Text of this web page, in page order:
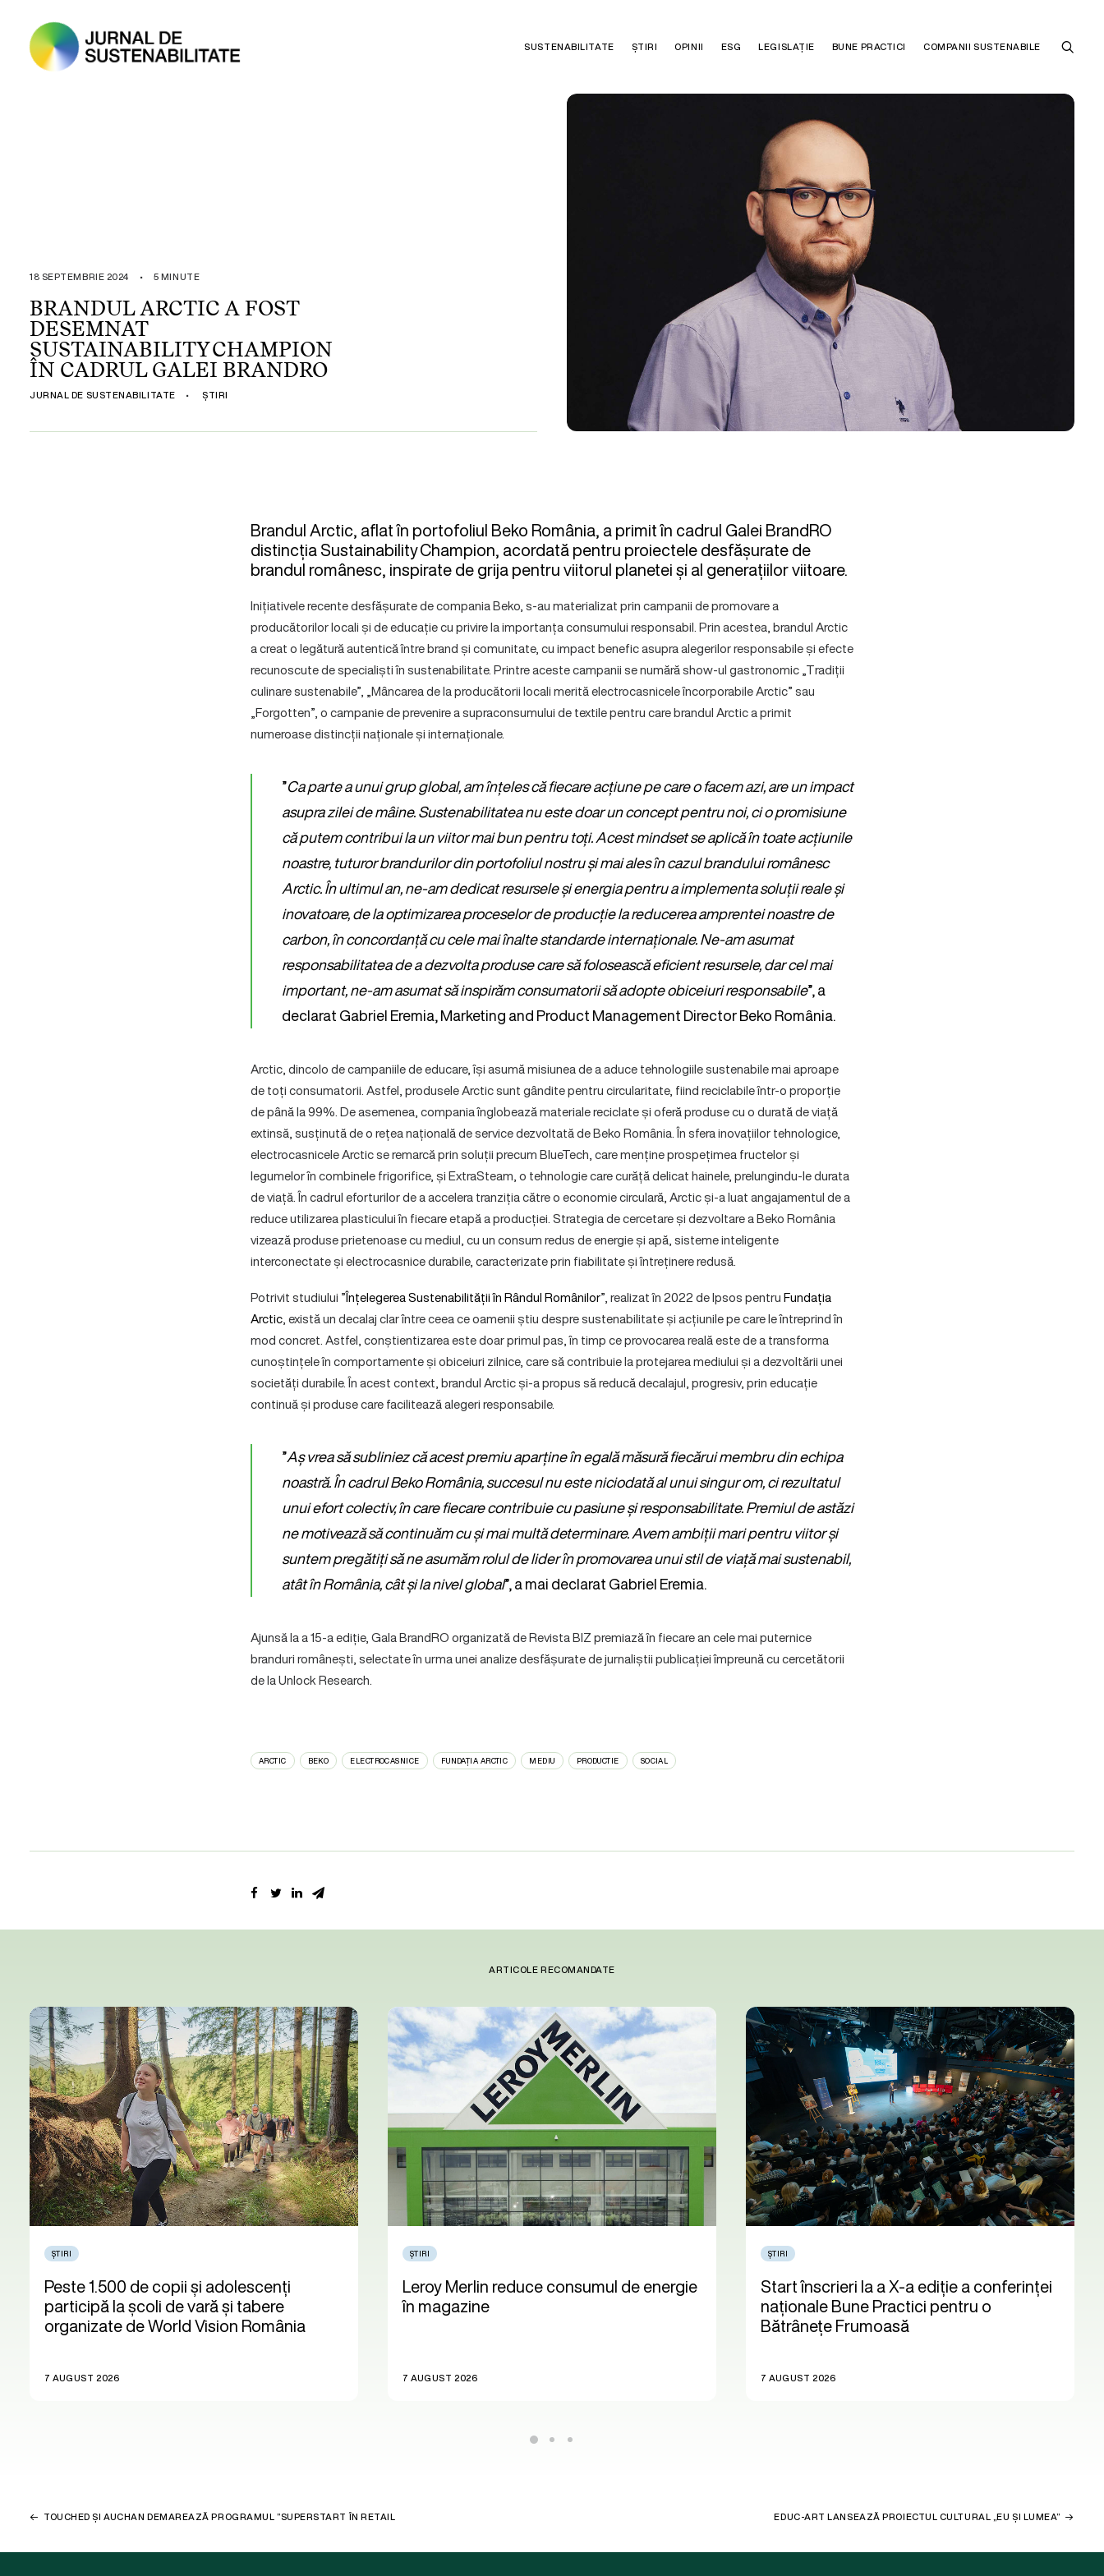
SUSTENABILITATE ȘTIRI OPINII ESG LEGISLAȚIE BUNE PRACTICI COMPANII SUSTENABILE
18 SEPTEMBRIE 2024 • 5 MINUTE
BRANDUL ARCTIC A FOST
DESEMNAT
SUSTAINABILITY CHAMPION
ÎN CADRUL GALEI BRANDRO
JURNAL DE SUSTENABILITATE • ȘTIRI
BrandulArctic, aflat în portofoliul Beko România, a primit în cadrul Galei BrandRO
distincția Sustainability Champion, acordată pentru proiectele desfășurate de
brandul românesc, inspirate de grija pentru viitorul planetei și al generațiilor viitoare.
Inițiativele recente desfășurate de compania Beko, s-au materializat prin campanii de promovare a
producătorilor locali și de educație cu privire la importanța consumului responsabil. Prin acestea, brandul Arctic
a creat o legătură autentică între brand și comunitate, cu impact benefic asupra alegerilor responsabile și efecte
recunoscute de specialiști în sustenabilitate. Printre aceste campanii se numără show-ul gastronomic „Tradiții
culinare sustenabile”, „Mâncarea de la producătorii locali merită electrocasnicele încorporabile Arctic” sau
„Forgotten”, o campanie de prevenire a supraconsumului de textile pentru care brandul Arctic a primit
numeroase distincții naționale și internaționale.
”Ca parte a unui grup global, am înțeles că fiecare acțiune pe care o facem azi, are un impact
asupra zilei de mâine. Sustenabilitatea nu este doar un concept pentru noi, ci o promisiune
că putem contribui la un viitor mai bun pentru toți. Acest mindset se aplică în toate acțiunile
noastre, tuturor brandurilor din portofoliul nostru și mai ales în cazul brandului românesc
Arctic. În ultimul an, ne-am dedicat resursele și energia pentru a implementa soluții reale și
inovatoare, de la optimizarea proceselor de producție la reducerea amprentei noastre de
carbon, în concordanță cu cele mai înalte standarde internaționale. Ne-am asumat
responsabilitatea de a dezvolta produse care să folosească eficient resursele, dar cel mai
important, ne-am asumat să inspirăm consumatorii să adopte obiceiuri responsabile”, a
declarat Gabriel Eremia, Marketing and Product Management Director Beko România.
Arctic, dincolo de campaniile de educare, își asumă misiunea de a aduce tehnologiile sustenabile mai aproape
de toți consumatorii. Astfel, produsele Arctic sunt gândite pentru circularitate, fiind reciclabile într-o proporție
de până la 99%. De asemenea, compania înglobează materiale reciclate și oferă produse cu o durată de viață
extinsă, susținută de o rețea națională de service dezvoltată de Beko România. În sfera inovațiilor tehnologice,
electrocasnicele Arctic se remarcă prin soluții precum BlueTech, care menține prospețimea fructelor și
legumelor în combinele frigorifice, și ExtraSteam, o tehnologie care curăță delicat hainele, prelungindu-le durata
de viață. În cadrul eforturilor de a accelera tranziția către o economie circulară, Arctic și-a luat angajamentul de a
reduce utilizarea plasticului în fiecare etapă a producției. Strategia de cercetare și dezvoltare a Beko România
vizează produse prietenoase cu mediul, cu un consum redus de energie și apă, sisteme inteligente
interconectate și electrocasnice durabile, caracterizate prin fiabilitate și întreținere redusă.
Potrivit studiului ”Înțelegerea Sustenabilității în Rândul Românilor”, realizat în 2022 de Ipsos pentruFundația
Arctic, există un decalaj clar între ceea ce oamenii știu despre sustenabilitate și acțiunile pe care le întreprind în
mod concret. Astfel, conștientizarea este doar primul pas, în timp ce provocarea reală este de a transforma
cunoștințele în comportamente și obiceiuri zilnice, care să contribuie la protejarea mediului și a dezvoltării unei
societăți durabile. În acest context, brandul Arctic și-a propus să reducă decalajul, progresiv, prin educație
continuă și produse care facilitează alegeri responsabile.
”Aș vrea să subliniez că acest premiu aparține în egală măsură fiecărui membru din echipa
noastră. În cadrul Beko România, succesul nu este niciodată al unui singur om, ci rezultatul
unui efort colectiv, în care fiecare contribuie cu pasiune și responsabilitate. Premiul de astăzi
ne motivează să continuăm cu și mai multă determinare. Avem ambiții mari pentru viitor și
suntem pregătiți să ne asumăm rolul de lider în promovarea unui stil de viață mai sustenabil,
atât în România, cât și la nivel global”, a mai declarat Gabriel Eremia.
Ajunsă la a 15-a ediție, Gala BrandRO organizată de Revista BIZ premiază în fiecare an cele mai puternice
branduri românești, selectate în urma unei analize desfășurate de jurnaliștii publicației împreună cu cercetătorii
de la Unlock Research.
ARCTIC BEKO ELECTROCASNICE FUNDAȚIA ARCTIC MEDIU PRODUCTIE SOCIAL
ARTICOLE RECOMANDATE
ȘTIRI
Peste 1.500 de copii și adolescenți
participă la școli de vară și tabere
organizate de World Vision România
7 AUGUST 2026
ȘTIRI
Leroy Merlin reduce consumul de energie
în magazine
7 AUGUST 2026
ȘTIRI
Start înscrieri la a X-a ediție a conferinței
naționale Bune Practici pentru o
Bătrânețe Frumoasă
7 AUGUST 2026
TOUCHED ȘI AUCHAN DEMAREAZĂ PROGRAMUL ”SUPERSTART ÎN RETAIL EDUC-ART LANSEAZĂ PROIECTUL CULTURAL „EU ȘI LUMEA”